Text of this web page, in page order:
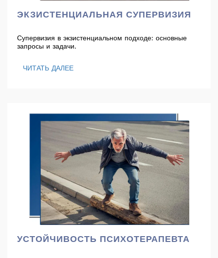
ЭКЗИСТЕНЦИАЛЬНАЯ СУПЕРВИЗИЯ
Супервизия в экзистенциальном подходе: основные
запросы и задачи.
ЧИТАТЬ ДАЛЕЕ
УСТОЙЧИВОСТЬ ПСИХОТЕРАПЕВТА